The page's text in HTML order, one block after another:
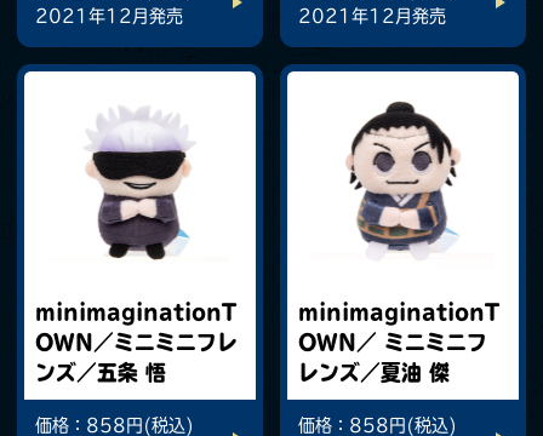
2021年12月発売
2021年12月発売
minimaginationT
OWN／ミニミニフレ
ンズ／五条 悟
価格：858円(税込)
minimaginationT
OWN／ ミニミニフ
レンズ／夏油 傑
価格：858円(税込)